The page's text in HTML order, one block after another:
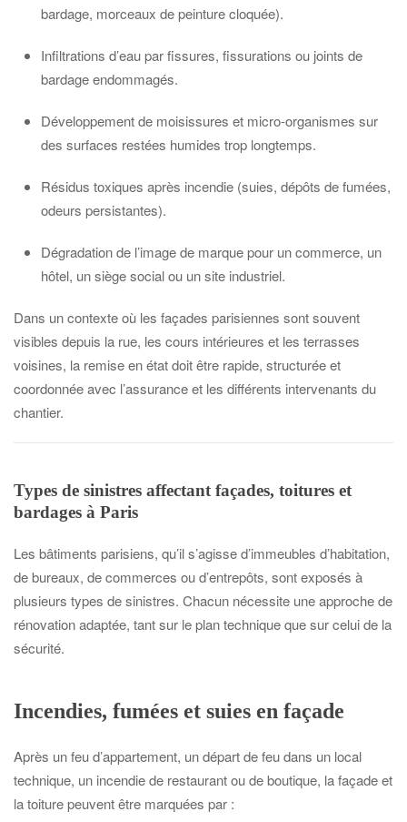
bardage, morceaux de peinture cloquée).
Infiltrations d’eau par fissures, fissurations ou joints de
bardage endommagés.
Développement de moisissures et micro-organismes sur
des surfaces restées humides trop longtemps.
Résidus toxiques après incendie (suies, dépôts de fumées,
odeurs persistantes).
Dégradation de l’image de marque pour un commerce, un
hôtel, un siège social ou un site industriel.
Dans un contexte où les façades parisiennes sont souvent
visibles depuis la rue, les cours intérieures et les terrasses
voisines, la remise en état doit être rapide, structurée et
coordonnée avec l’assurance et les différents intervenants du
chantier.
Types de sinistres affectant façades, toitures et
bardages à Paris
Les bâtiments parisiens, qu’il s’agisse d’immeubles d’habitation,
de bureaux, de commerces ou d’entrepôts, sont exposés à
plusieurs types de sinistres. Chacun nécessite une approche de
rénovation adaptée, tant sur le plan technique que sur celui de la
sécurité.
Incendies, fumées et suies en façade
Après un feu d’appartement, un départ de feu dans un local
technique, un incendie de restaurant ou de boutique, la façade et
la toiture peuvent être marquées par :